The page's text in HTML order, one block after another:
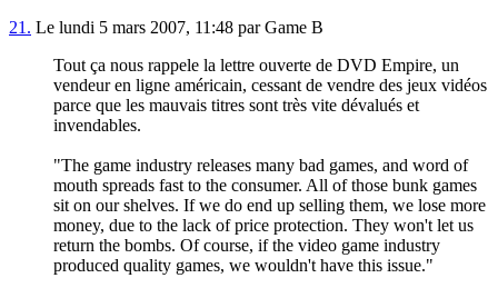
21. Le lundi 5 mars 2007, 11:48 par Game B
Tout ça nous rappele la lettre ouverte de DVD Empire, un
vendeur en ligne américain, cessant de vendre des jeux vidéos
parce que les mauvais titres sont très vite dévalués et
invendables.
"The game industry releases many bad games, and word of
mouth spreads fast to the consumer. All of those bunk games
sit on our shelves. If we do end up selling them, we lose more
money, due to the lack of price protection. They won't let us
return the bombs. Of course, if the video game industry
produced quality games, we wouldn't have this issue."